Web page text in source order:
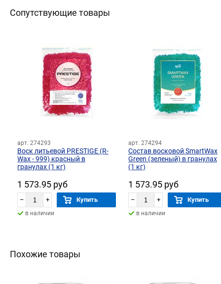
Сопутствующие товары
арт. 274293
Воск литьевой PRESTIGE (R-
Wax - 999) красный в
гранулах (1 кг)
1 573.95 руб
– + Купить
в наличии
арт. 274294
Состав восковой SmartWax
Green (зеленый) в гранулах
(1 кг)
1 573.95 руб
– + Купить
в наличии
Похожие товары